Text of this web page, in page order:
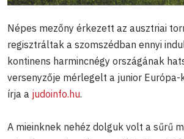
Népes mezőny érkezett az ausztriai
regisztráltak a szomszédban ennyi
kontinens harmincnégy országának
versenyzője mérlegelt a junior
írja a judoinfo.hu.
A mieinknek nehéz dolguk volt a sűrű